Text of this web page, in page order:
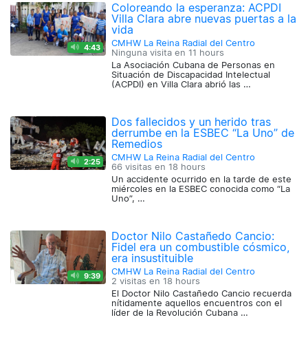
4:43
Coloreando la esperanza: ACPDI
Villa Clara abre nuevas puertas a la
vida
CMHW La Reina Radial del Centro
Ninguna visita en 11 hours
La Asociación Cubana de Personas en
Situación de Discapacidad Intelectual
(ACPDI) en Villa Clara abrió las …
2:25
Dos fallecidos y un herido tras
derrumbe en la ESBEC “La Uno” de
Remedios
CMHW La Reina Radial del Centro
66 visitas en 18 hours
Un accidente ocurrido en la tarde de este
miércoles en la ESBEC conocida como “La
Uno”, …
9:39
Doctor Nilo Castañedo Cancio:
Fidel era un combustible cósmico,
era insustituible
CMHW La Reina Radial del Centro
2 visitas en 18 hours
El Doctor Nilo Castañedo Cancio recuerda
nítidamente aquellos encuentros con el
líder de la Revolución Cubana …